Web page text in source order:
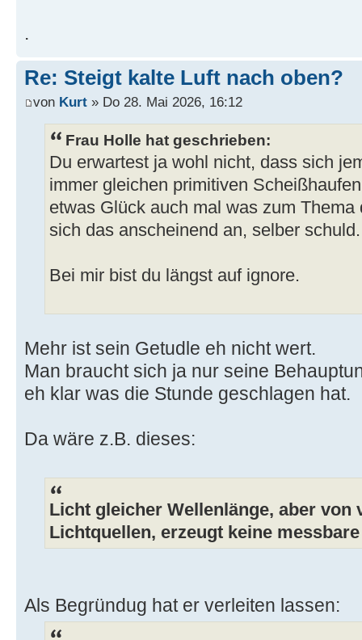
.
Re: Steigt kalte Luft nach oben?
von Kurt » Do 28. Mai 2026, 16:12
Frau Holle hat geschrieben:
Du erwartest ja wohl nicht, dass sich
immer gleichen primitiven
etwas Glück auch mal was zum
sich das anscheinend an, selber schuld.
Bei mir bist du längst auf ignore.
Mehr ist sein Getudle eh nicht wert.
Man braucht sich ja nur seine
eh klar was die Stunde geschlagen hat.
Da wäre z.B. dieses:
Licht gleicher Wellenlänge, aber von
Lichtquellen, erzeugt keine
Als Begründug hat er verleiten lassen: